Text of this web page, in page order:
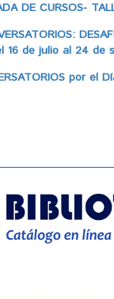
DE CURSOS-
16 de julio al 24 de
por el